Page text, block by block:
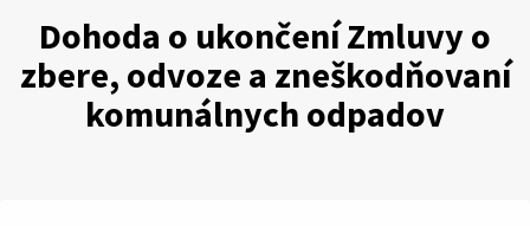
Dohoda o ukončení Zmluvy o
zbere, odvoze a zneškodňovaní
komunálnych odpadov